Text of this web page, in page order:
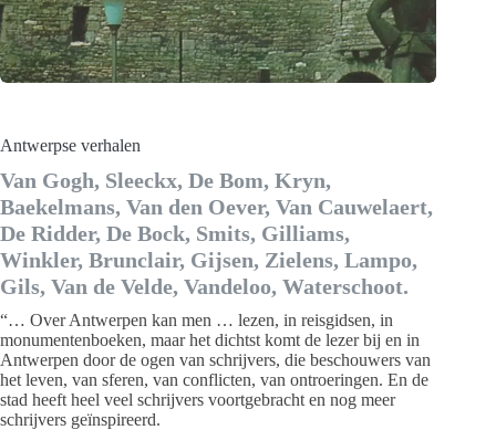
Antwerpse verhalen
Van Gogh, Sleeckx, De Bom, Kryn,
Baekelmans, Van den Oever, Van Cauwelaert,
De Ridder, De Bock, Smits, Gilliams,
Winkler, Brunclair, Gijsen, Zielens, Lampo,
Gils, Van de Velde, Vandeloo, Waterschoot.
“… Over Antwerpen kan men … lezen, in reisgidsen, in
monumentenboeken, maar het dichtst komt de lezer bij en in
Antwerpen door de ogen van schrijvers, die beschouwers van
het leven, van sferen, van conflicten, van ontroeringen. En de
stad heeft heel veel schrijvers voortgebracht en nog meer
schrijvers geïnspireerd.